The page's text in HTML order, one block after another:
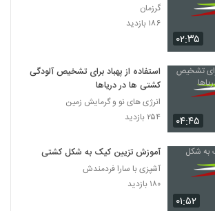
۰۲:۳۵
گرزمان
۱۸۶ بازدید
۰۴:۴۵
استفاده از پهباد برای تشخیص آلودگی
کشتی ها در دریاها
انرژی های نو و گرمایش زمین
۲۵۴ بازدید
۰۱:۵۲
آموزش تزیین کیک به شکل کشتی
آشپزی با سارا فردمندش
۱۸۰ بازدید